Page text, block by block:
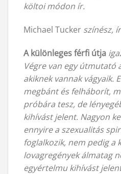
költoi módon ír.
Michael Tucker színész,
A különleges férfi útja
Végre van egy útmutató
akiknek vannak vágyaik.
megbánt és felháborít,
próbára tesz, de
kihívást jelent. Nagyon
ennyire a szexualitás
foglalkozik, nem pedig a
lovagregények álmatag
egyértelmu kihívást